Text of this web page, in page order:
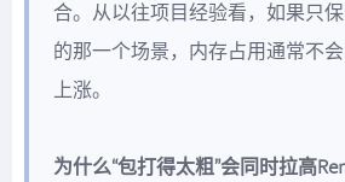
合。从以往项目经验看，如果只
的那一个场景，内存占用通常不
上涨。
为什么“包打得太粗”会同时拉高